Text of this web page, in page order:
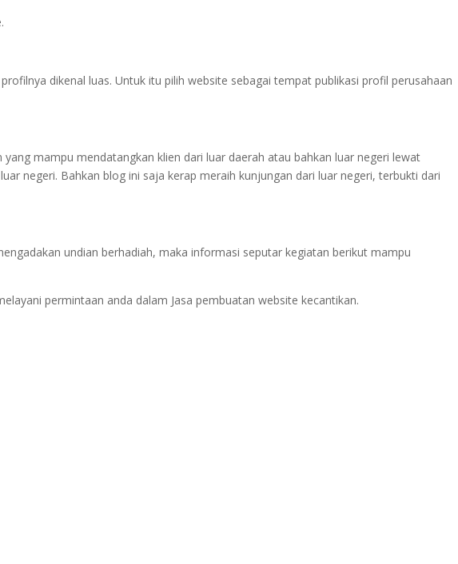
dikenal luas. Untuk itu pilih website sebagai tempat publikasi profil perusahaan
mampu mendatangkan klien dari luar daerah atau bahkan luar negeri lewat
negeri. Bahkan blog ini saja kerap meraih kunjungan dari luar negeri, terbukti dari
undian berhadiah, maka informasi seputar kegiatan berikut mampu
permintaan anda dalam Jasa pembuatan website kecantikan.